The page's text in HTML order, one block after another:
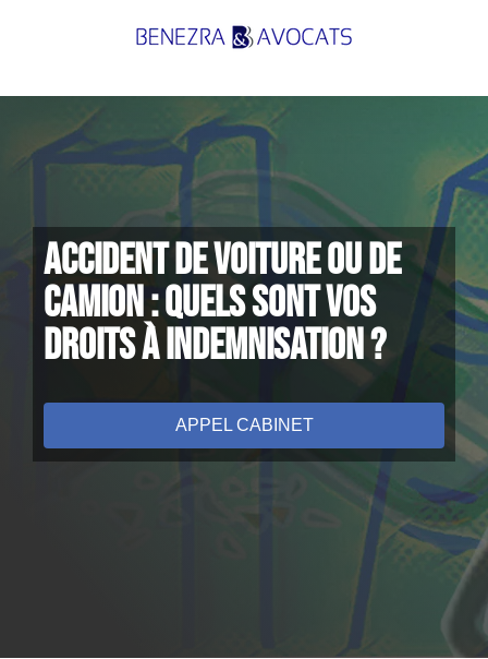
Accident de voiture ou de
camion : quels sont vos
droits à indemnisation ?
APPEL CABINET